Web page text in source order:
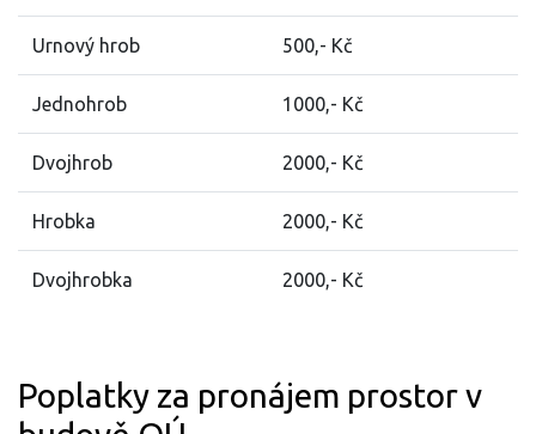
Urnový hrob 500,- Kč
Jednohrob 1000,- Kč
Dvojhrob 2000,- Kč
Hrobka 2000,- Kč
Dvojhrobka 2000,- Kč
Poplatky za pronájem prostor v